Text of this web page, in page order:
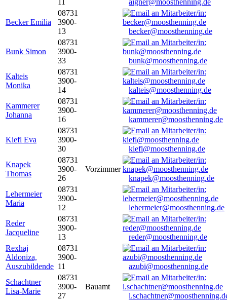
aigner@moosthenning.de
Becker Emilia
08731
3900-
13
becker@moosthenning.de
Bunk Simon
08731
3900-
33
bunk@moosthenning.de
Kalteis
Monika
08731
3900-
14
kalteis@moosthenning.de
Kammerer
Johanna
08731
3900-
16
kammerer@moosthenning.de
Kiefl Eva
08731
3900-
30
kiefl@moosthenning.de
Knapek
Thomas
08731
3900-
26
Vorzimmer
knapek@moosthenning.de
Lehermeier
Maria
08731
3900-
12
lehermeier@moosthenning.de
Reder
Jacqueline
08731
3900-
13
reder@moosthenning.de
Rexhaj
Aldoniza,
Auszubildende
08731
3900-
11
azubi@moosthenning.de
Schachtner
Lisa-Marie
08731
3900-
27
Bauamt